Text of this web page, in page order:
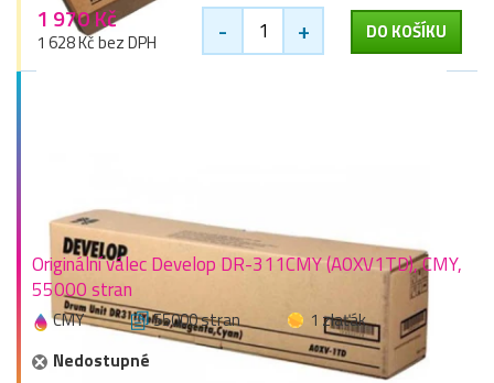
1 970 Kč
1 628 Kč bez DPH - + DO KOŠÍKU
Originální válec Develop DR-311CMY (A0XV1TD), CMY,
55000 stran
CMY 55000 stran
1 zlaťák
Nedostupné